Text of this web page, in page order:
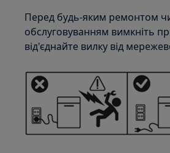
Перед будь-яким ремонтом
обслуговуванням вимкніть
від'єднайте вилку від